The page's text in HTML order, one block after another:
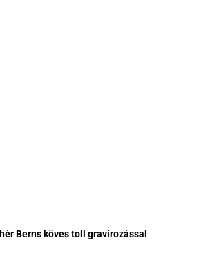
Berns köves toll gravírozással